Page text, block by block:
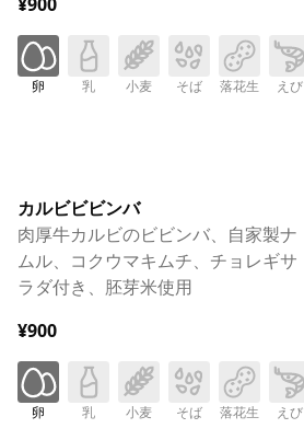
卵 乳 小麦 そば 落花生 えび
カルビビビンバ
肉厚牛カルビのビビンバ、自家製ナ
ムル、コクウマキムチ、チョレギサ
ラダ付き、胚芽米使用
¥900
卵 乳 小麦 そば 落花生 えび